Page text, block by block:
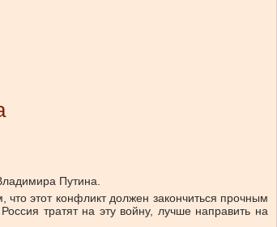
Путина.
этот конфликт должен закончиться прочным
тратят на эту войну, лучше направить на